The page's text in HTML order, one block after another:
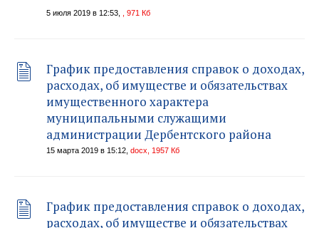
5 июля 2019 в 12:53, , 971 Кб
График предоставления справок о доходах,
расходах, об имуществе и обязательствах
имущественного характера
муниципальными служащими
администрации Дербентского района
15 марта 2019 в 15:12, docx, 1957 Кб
График предоставления справок о доходах,
расходах, об имуществе и обязательствах